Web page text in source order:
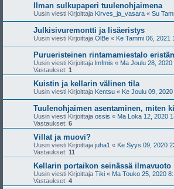
Ilman sulkupaperi tuulenohjaimena
Uusin viesti Kirjoittaja Kirves_ja_vasara « Su
Julkisivuremontti ja lisäeristys
Uusin viesti Kirjoittaja OlBe « Ke Tammi 06, 2021
Purueristeinen rintamamiestalo
Uusin viesti Kirjoittaja lmfmis « Ma Joulu 28, 2020
Vastaukset: 1
Kuistin ja kellarin välinen tila
Uusin viesti Kirjoittaja Kentsu « Ke Joulu 09,
Tuulenohjaimen asentaminen, miten
Uusin viesti Kirjoittaja ossis « Ma Loka 12, 2020
Vastaukset: 6
Villat ja muovi?
Uusin viesti Kirjoittaja juha1 « Ke Syys 09, 2020
Vastaukset: 11
Kellarin portaikon seinässä ilmavuoto
Uusin viesti Kirjoittaja Tiki « Ma Touko 25, 2020
Vastaukset: 4